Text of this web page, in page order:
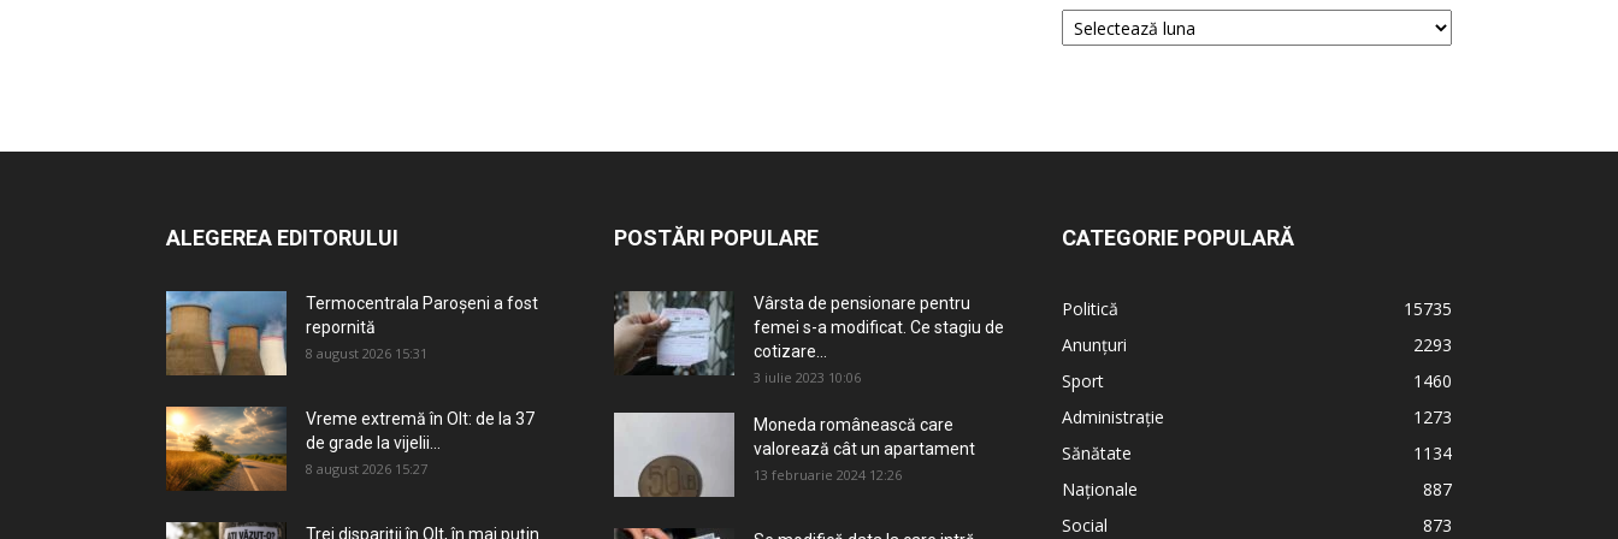
ALEGEREA EDITORULUI
Termocentrala Paroșeni a fost
repornită
8 august 2026 15:31
Vreme extremă în Olt: de la 37
de grade la vijelii...
8 august 2026 15:27
Trei dispariții în Olt, în mai puțin
POSTĂRI POPULARE
Vârsta de pensionare pentru
femei s-a modificat. Ce stagiu de
cotizare...
3 iulie 2023 10:06
Moneda românească care
valorează cât un apartament
13 februarie 2024 12:26
CATEGORIE POPULARĂ
Politică
15735
Anunțuri
2293
Sport
1460
Administrație
1273
Sănătate
1134
Naționale
887
Social
873